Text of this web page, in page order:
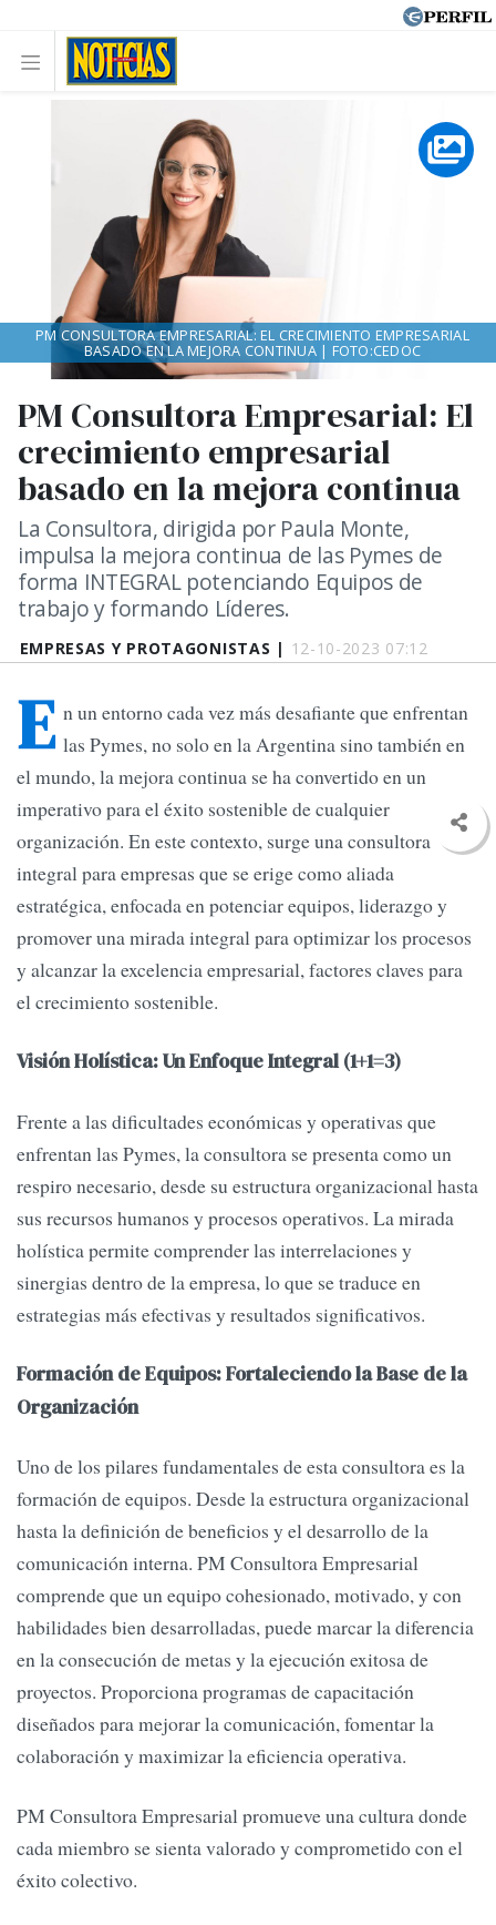
EMPRESAS Y PROTAGONISTAS | 12-10-2023 07:12
PM Consultora Empresarial: El
crecimiento empresarial
basado en la mejora continua
La Consultora, dirigida por Paula Monte,
impulsa la mejora continua de las Pymes de
forma INTEGRAL potenciando Equipos de
trabajo y formando Líderes.
PM CONSULTORA EMPRESARIAL: EL CRECIMIENTO EMPRESARIAL
BASADO EN LA MEJORA CONTINUA | FOTO:CEDOC
E n un entorno cada vez más desafiante que enfrentan
las Pymes, no solo en la Argentina sino también en
el mundo, la mejora continua se ha convertido en un
imperativo para el éxito sostenible de cualquier
organización. En este contexto, surge una consultora
integral para empresas que se erige como aliada
estratégica, enfocada en potenciar equipos, liderazgo y
promover una mirada integral para optimizar los procesos
y alcanzar la excelencia empresarial, factores claves para
el crecimiento sostenible.
Visión Holística: Un Enfoque Integral (1+1=3)
Frente a las dificultades económicas y operativas que
enfrentan las Pymes, la consultora se presenta como un
respiro necesario, desde su estructura organizacional hasta
sus recursos humanos y procesos operativos. La mirada
holística permite comprender las interrelaciones y
sinergias dentro de la empresa, lo que se traduce en
estrategias más efectivas y resultados significativos.
Formación de Equipos: Fortaleciendo la Base de la
Organización
Uno de los pilares fundamentales de esta consultora es la
formación de equipos. Desde la estructura organizacional
hasta la definición de beneficios y el desarrollo de la
comunicación interna. PM Consultora Empresarial
comprende que un equipo cohesionado, motivado, y con
habilidades bien desarrolladas, puede marcar la diferencia
en la consecución de metas y la ejecución exitosa de
proyectos. Proporciona programas de capacitación
diseñados para mejorar la comunicación, fomentar la
colaboración y maximizar la eficiencia operativa.
PM Consultora Empresarial promueve una cultura donde
cada miembro se sienta valorado y comprometido con el
éxito colectivo.